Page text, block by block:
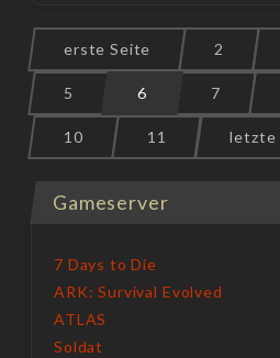
erste Seite 2
5 6 7
10 11 letzte
Gameserver
7 Days to Die
ARK: Survival Evolved
ATLAS
Soldat